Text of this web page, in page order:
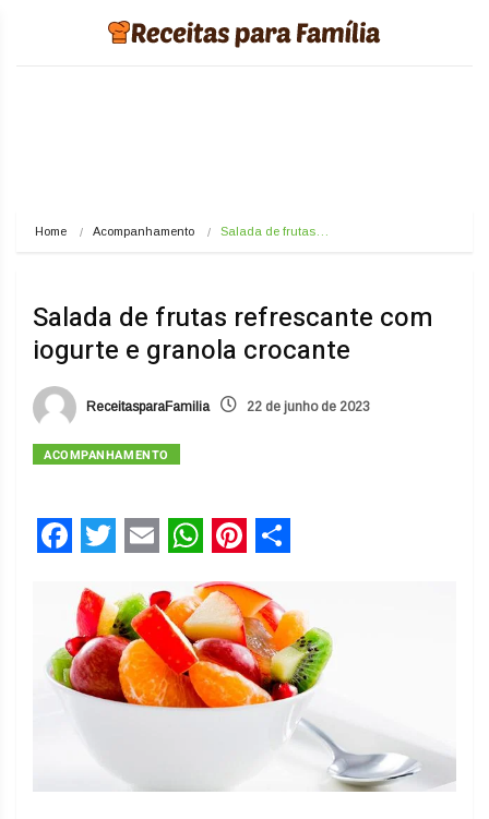
Home Acompanhamento Salada de frutas…
Salada de frutas refrescante com
iogurte e granola crocante
ReceitasparaFamilia 22 de junho de 2023
ACOMPANHAMENTO